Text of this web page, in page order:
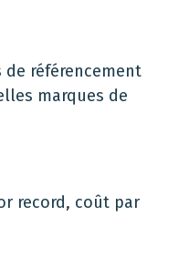
de référencement
marques de
record, coût par